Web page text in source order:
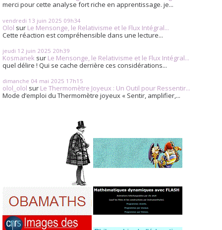
merci pour cette analyse fort riche en apprentissage. je...
vendredi 13 juin 2025 09h34
Olol sur Le Mensonge, le Relativisme et le Flux Intégral...
Cette réaction est compréhensible dans une lecture...
jeudi 12 juin 2025 20h39
Kosmanek sur Le Mensonge, le Relativisme et le Flux Intégral...
quel délire ! Qui se cache derrière ces considérations...
dimanche 04 mai 2025 17h15
olol_olol sur Le Thermomètre Joyeux : Un Outil pour Ressentir...
Mode d’emploi du Thermomètre joyeux « Sentir, amplifier,...